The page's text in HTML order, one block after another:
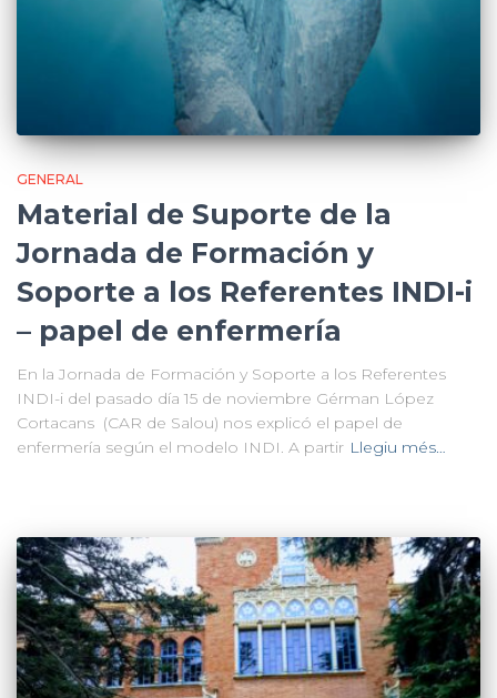
GENERAL
Material de Suporte de la
Jornada de Formación y
Soporte a los Referentes INDI-i
– papel de enfermería
En la Jornada de Formación y Soporte a los Referentes
INDI-i del pasado día 15 de noviembre Gérman López
Cortacans (CAR de Salou) nos explicó el papel de
enfermería según el modelo INDI. A partir Llegiu més…